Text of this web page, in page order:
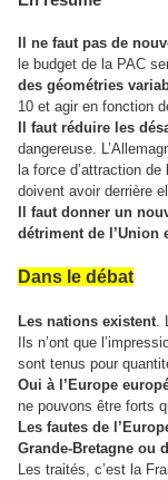
Il ne faut pas de
le budget de la PAC
des géométries
10 et agir en fonction
Il faut réduire les
dangereuse.
la force d’attraction
doivent avoir derrière
Il faut donner un
détriment de l’Union
Dans le débat
Les nations existent.
Ils n’ont que
sont tenus pour
Oui à l’Europe
ne pouvons être forts
Les fautes de
Grande-Bretagne ou
Les traités, c’est la